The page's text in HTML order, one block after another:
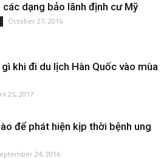
dạng bảo lãnh định cư Mỹ
October 27, 2016
khi đi du lịch Hàn Quốc vào mùa
25, 2017
để phát hiện kịp thời bệnh ung
24, 2016